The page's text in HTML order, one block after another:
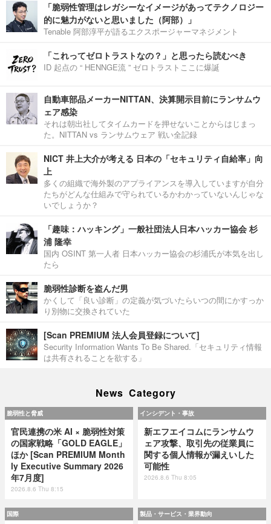
「脆弱性管理はレガシーなイメージがあってテクノロジー
的に魅力がないと思いました（阿部）」
Tenable 阿部淳平が語るエクスポージャーマネジメント
「これってゼロトラストなの？」と思ったら読むべき
ID 起点の “ HENNGE流 ” ゼロトラストここに爆誕
自動車部品メーカーNITTAN、決算開示目前にランサムウ
ェア感染
それは朝出社してタイムカードを押せないことからはじまっ
た。NITTAN vs ランサムウェア 戦い全記録
NICT 井上大介が考える 日本の「セキュリティ自給率」向
上
多くの組織で海外製のアプライアンスを導入していますが自分
たちがどんな仕組みで守られているかわかっていないんじゃな
いでしょうか？
「趣味：ハッキング」一般社団法人日本ハッカー協会 杉
浦 隆幸
国内 OSINT 第一人者 日本ハッカー協会の杉浦氏が本気を出し
たら
脆弱性診断を盗んだ男
かくして「良い診断」の定義が気づいたらいつの間にかすっか
り別物に交換されていた
[Scan PREMIUM 法人会員登録について]
Security Information Wants To Be Shared.「セキュリティ情報
は共有されることを欲する」
News Category
脆弱性と脅威
官民連携の米 AI × 脆弱性対策
の国家戦略「GOLD EAGLE」
ほか [Scan PREMIUM Month
ly Executive Summary 2026
年7月度]
2026.8.6 Thu 8:15
インシデント・事故
新エフエイコムにランサムウ
ェア攻撃、取引先の従業員に
関する個人情報が漏えいした
可能性
2026.8.6 Thu 8:05
国際 製品・サービス・業界動向